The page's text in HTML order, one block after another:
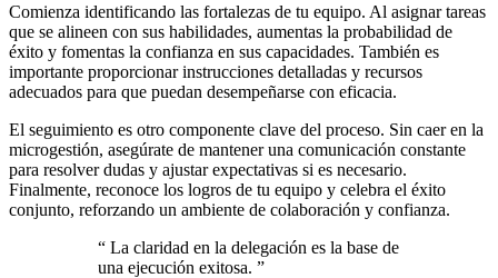
Comienza identificando las fortalezas de tu equipo. Al asignar tareas
que se alineen con sus habilidades, aumentas la probabilidad de
éxito y fomentas la confianza en sus capacidades. También es
importante proporcionar instrucciones detalladas y recursos
adecuados para que puedan desempeñarse con eficacia.
El seguimiento es otro componente clave del proceso. Sin caer en la
microgestión, asegúrate de mantener una comunicación constante
para resolver dudas y ajustar expectativas si es necesario.
Finalmente, reconoce los logros de tu equipo y celebra el éxito
conjunto, reforzando un ambiente de colaboración y confianza.
“ La claridad en la delegación es la base de
una ejecución exitosa. ”